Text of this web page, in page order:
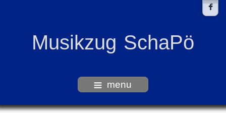
Musikzug SchaPö
menu